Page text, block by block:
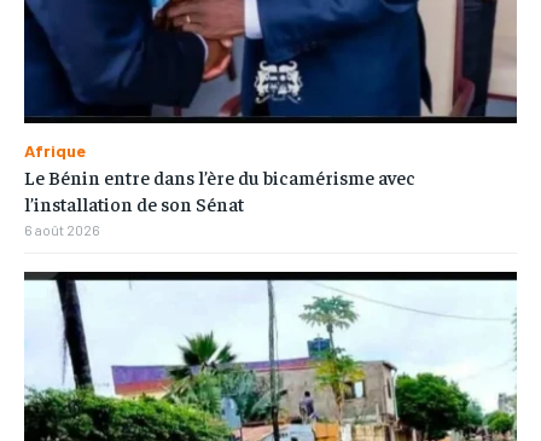
Afrique
Le Bénin entre dans l’ère du bicamérisme avec
l’installation de son Sénat
6 août 2026